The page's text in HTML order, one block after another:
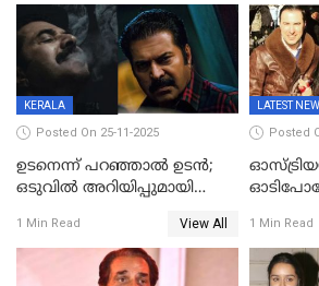
KERALA
Posted On 25-11-2025
ഉടനെന്ന് പറഞ്ഞാൽ ഉടൻ;
ഒടുവിൽ അറിയിപ്പുമായി
റിലീസ് തീയതി പുറത്ത്
1 Min Read View All
LATEST
Posted
രൂപ
1 Min Read